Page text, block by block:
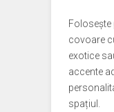
Folosește
covoare
exotice
accente
spațiul.